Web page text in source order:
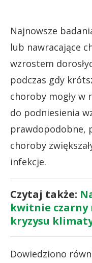
Najnowsze
lub nawracające
wzrostem
podczas gdy
choroby mogły w
do podniesienia
prawdopodobne,
choroby
infekcje.
Czytaj także:
kwitnie czarny
kryzysu
Dowiedziono